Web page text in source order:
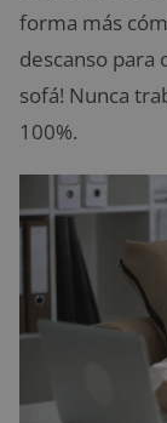
forma más
descanso para
sofá! Nunca
100%.